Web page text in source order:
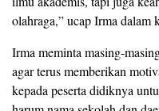
olahraga,” ucap Irma dalam
Irma meminta masing-
agar terus memberikan
kepada peserta didiknya